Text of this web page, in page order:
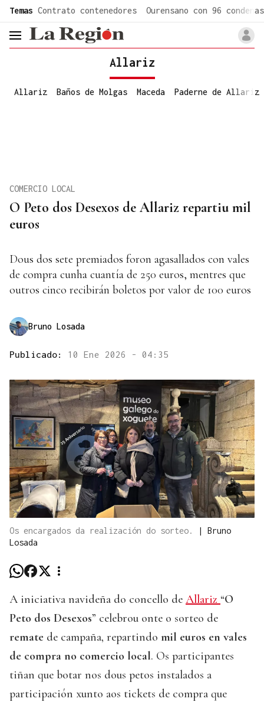
Temas Contrato contenedores Ourensano con 96 condenas
header.menu.open
Allariz
Allariz Baños de Molgas Maceda Paderne de Allariz
O Peto dos Desexos de Allariz repartiu mil
euros
COMERCIO LOCAL
Dous dos sete premiados foron agasallados con vales
de compra cunha cuantía de 250 euros, mentres que
outros cinco recibirán boletos por valor de 100 euros
Bruno Losada
Publicado: 10 Ene 2026 - 04:35
Os encargados da realización do sorteo. | Bruno
Losada
A iniciativa navideña do concello de Allariz “O
Peto dos Desexos” celebrou onte o sorteo de
remate de campaña, repartindo mil euros en vales
de compra no comercio local. Os participantes
tiñan que botar nos dous petos instalados a
participación xunto aos tickets de compra que